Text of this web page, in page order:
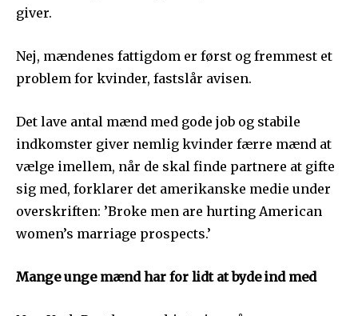
giver.
Nej, mændenes fattigdom er først og fremmest et
problem for kvinder, fastslår avisen.
Det lave antal mænd med gode job og stabile
indkomster giver nemlig kvinder færre mænd at
vælge imellem, når de skal finde partnere at gifte
sig med, forklarer det amerikanske medie under
overskriften: ’Broke men are hurting American
women’s marriage prospects.’
Mange unge mænd har for lidt at byde ind med